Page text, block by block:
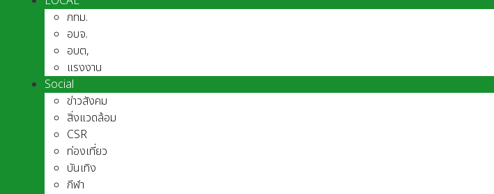
กทม.
อบจ.
อบต,
แรงงาน
Social
ข่าวสังคม
สิ่งแวดล้อม
CSR
ท่องเที่ยว
บันเทิง
กีฬา